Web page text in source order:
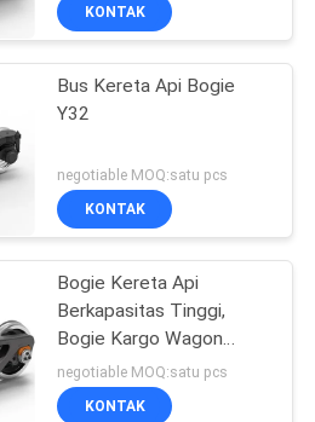
KONTAK
Bus Kereta Api Bogie
Y32
negotiable MOQ:satu pcs
KONTAK
Bogie Kereta Api
Berkapasitas Tinggi,
Bogie Kargo Wagon
Kereta Api Kekuatan
yang andal
negotiable MOQ:satu pcs
KONTAK